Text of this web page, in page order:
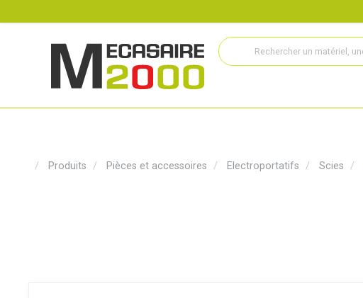
Produits Pièces et accessoires Electroportatifs Scies